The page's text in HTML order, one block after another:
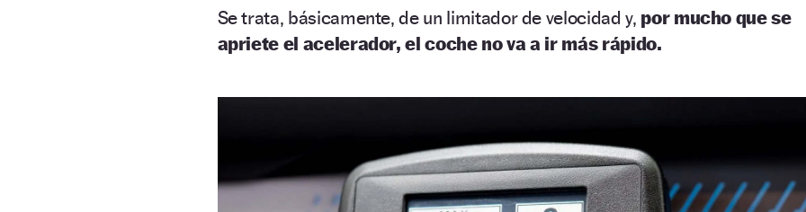
Se trata, básicamente, de un limitador de velocidad y, por mucho que se
apriete el acelerador, el coche no va a ir más rápido.